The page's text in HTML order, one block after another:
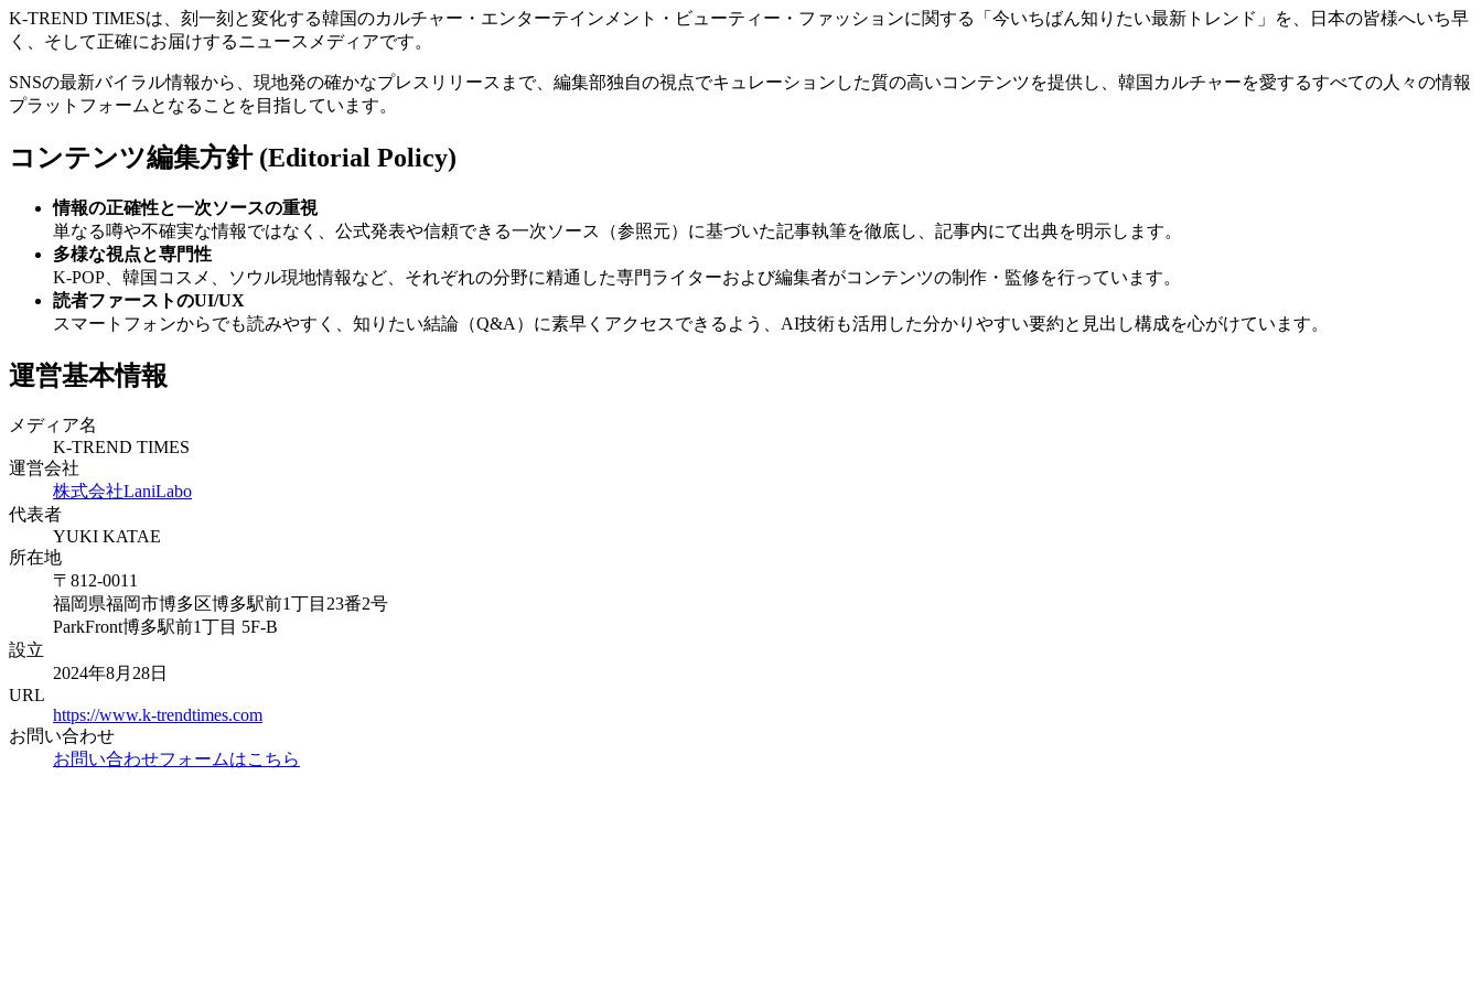
K-TREND TIMESは、刻一刻と変化する韓国のカルチャー・エンターテインメント・ビューティー・ファッションに関する「今いちばん知りたい最新トレンド」を、日本の皆様へいち早
く、そして正確にお届けするニュースメディアです。
SNSの最新バイラル情報から、現地発の確かなプレスリリースまで、編集部独自の視点でキュレーションした質の高いコンテンツを提供し、韓国カルチャーを愛するすべての人々の情報
プラットフォームとなることを目指しています。
コンテンツ編集方針 (Editorial Policy)
情報の正確性と一次ソースの重視
単なる噂や不確実な情報ではなく、公式発表や信頼できる一次ソース（参照元）に基づいた記事執筆を徹底し、記事内にて出典を明示します。
多様な視点と専門性
K-POP、韓国コスメ、ソウル現地情報など、それぞれの分野に精通した専門ライターおよび編集者がコンテンツの制作・監修を行っています。
読者ファーストのUI/UX
スマートフォンからでも読みやすく、知りたい結論（Q&A）に素早くアクセスできるよう、AI技術も活用した分かりやすい要約と見出し構成を心がけています。
運営基本情報
メディア名
K-TREND TIMES
運営会社
株式会社LaniLabo
代表者
YUKI KATAE
所在地
〒812-0011
福岡県福岡市博多区博多駅前1丁目23番2号
ParkFront博多駅前1丁目 5F-B
設立
2024年8月28日
URL
https://www.k-trendtimes.com
お問い合わせ
お問い合わせフォームはこちら